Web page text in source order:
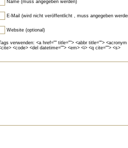
Name (muss angegeben werden)
E-Mail (wird nicht veröffentlicht , muss angegeben
Website (optional)
verwenden: <a href="" title=""> <abbr title=""> <acronym
<code> <del datetime=""> <em> <i> <q cite=""> <s>